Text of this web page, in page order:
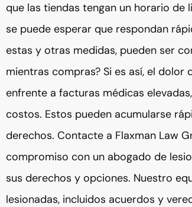
que las tiendas tengan un horario de
se puede esperar que respondan
estas y otras medidas, pueden ser
mientras compras? Si es así, el dolor
enfrente a facturas médicas
costos. Estos pueden acumularse
derechos. Contacte a Flaxman Law
compromiso con un abogado de
sus derechos y opciones. Nuestro
lesionadas, incluidos acuerdos y